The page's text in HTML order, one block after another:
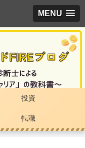
MENU
投資
転職